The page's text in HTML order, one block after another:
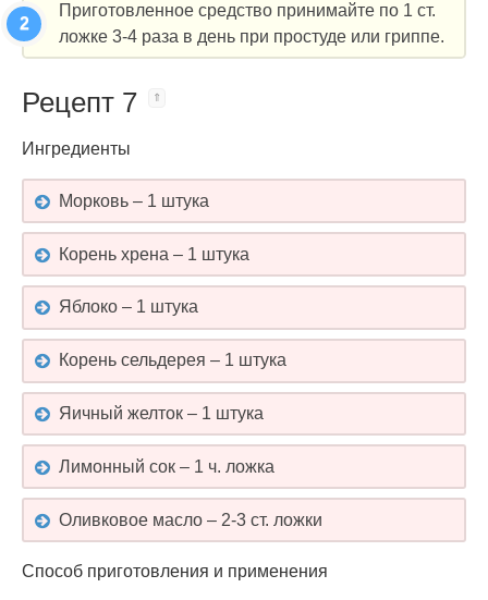
Приготовленное средство принимайте по 1 ст.
ложке 3-4 раза в день при простуде или гриппе.
Рецепт 7
Ингредиенты
Морковь – 1 штука
Корень хрена – 1 штука
Яблоко – 1 штука
Корень сельдерея – 1 штука
Яичный желток – 1 штука
Лимонный сок – 1 ч. ложка
Оливковое масло – 2-3 ст. ложки
Способ приготовления и применения